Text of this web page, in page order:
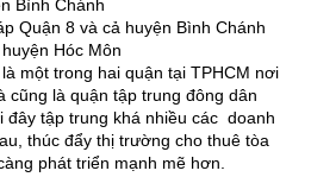
Bình Chánh
Quận 8 và cả huyện Bình Chánh
Hóc Môn
một trong hai quận tại TPHCM nơi
cũng là quận tập trung đông dân
đây tập trung khá nhiều các doanh
thúc đẩy thị trường cho thuê tòa
phát triển mạnh mẽ hơn.